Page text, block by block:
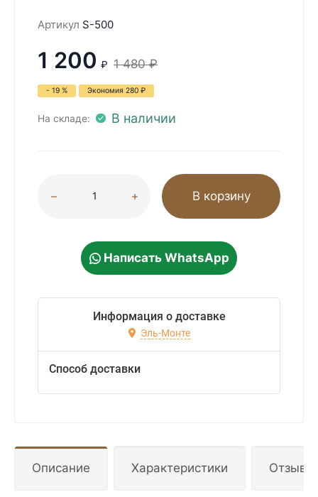
Артикул S-500
1 200 ₽ 1 480 ₽
- 19 % Экономия 280 ₽
На складе: В наличии
В корзину
Написать WhatsApp
Информация о доставке
Эль-Монте
Способ доставки
Описание Характеристики